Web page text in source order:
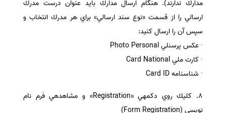
مدارك ندارند). هنگام ارسال مدارك بايد عنوان درست مدرك
ارسالي را از قسمت «نوع سند ارسالي» براي هر مدرك انتخاب و
سپس آن را ارسال كنيد:
· عكس پرسنلي Photo Personal
· كارت ملي Card National
· شناسنامه Card ID
٨. كليك روي دكمه­ي «Registration» و مشاهده­­ي فرم نام
نويسي (Form Registration)